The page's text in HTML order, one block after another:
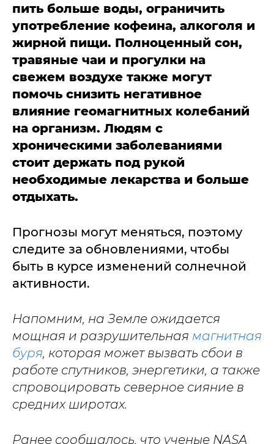
пить больше воды, ограничить
употребление кофеина, алкоголя и
жирной пищи. Полноценный сон,
травяные чаи и прогулки на
свежем воздухе также могут
помочь снизить негативное
влияние геомагнитных колебаний
на организм. Людям с
хроническими заболеваниями
стоит держать под рукой
необходимые лекарства и больше
отдыхать.
Прогнозы могут меняться, поэтому
следите за обновлениями, чтобы
быть в курсе изменений солнечной
активности.
Напомним, на Земле ожидается
мощная и разрушительная магнитная
буря, которая может вызвать сбои в
работе спутников, энергетики, а также
спровоцировать северное сияние в
средних широтах.
Ранее сообщалось, что ученые NASA